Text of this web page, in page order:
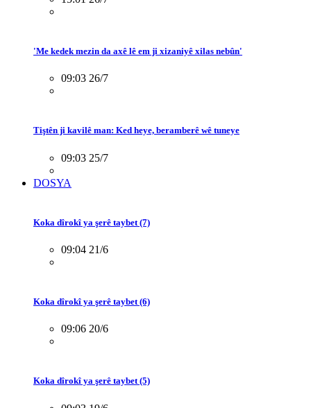
'Me kedek mezin da axê lê em ji xizaniyê xilas nebûn'
09:03 26/7
Tiştên ji kavilê man: Ked heye, beramberê wê tuneye
09:03 25/7
DOSYA
Koka dîrokî ya şerê taybet (7)
09:04 21/6
Koka dîrokî ya şerê taybet (6)
09:06 20/6
Koka dîrokî ya şerê taybet (5)